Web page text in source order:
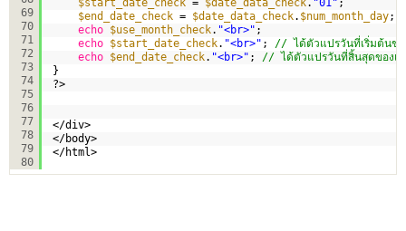
69
70
71
72
73
74
75
76
77
78
79
80
$end_date_check = $date_data_check. $num_month_day;
echo $use_month_check. "<br>" ;
echo $start_date_check. "<br>" ; // ได้ตัวแปรวันที่เริ่มต้นขอ
echo $end_date_check. "<br>" ; // ได้ตัวแปรวันที่สิ้นสุดของเดื
}
?>
</div>
</body>
</html>